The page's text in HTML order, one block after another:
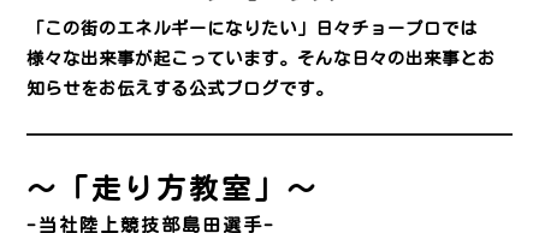
「この街のエネルギーになりたい」
日々チョープロでは
様々な出来事が起こっています。 そんな日々の出来事とお
知らせをお伝えする公式ブログです。
～「走り方教室」～
-当社陸上競技部島田選手-